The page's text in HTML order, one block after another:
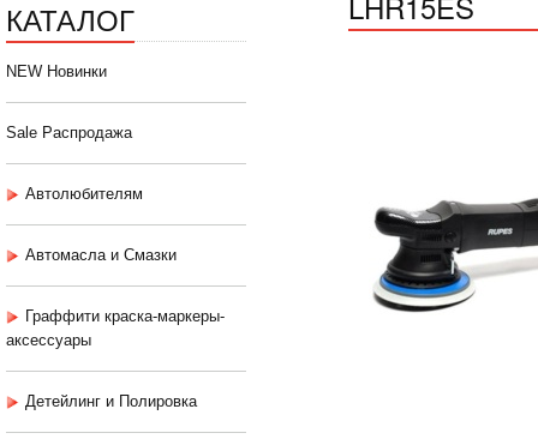
КАТАЛОГ
NEW Новинки
Sale Распродажа
Автолюбителям
Автомасла и Смазки
Граффити краска-маркеры-
аксессуары
Детейлинг и Полировка